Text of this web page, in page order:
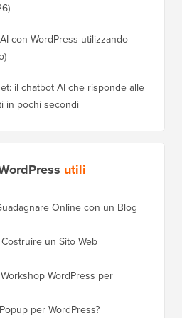
con WordPress utilizzando
il chatbot AI che risponde alle
in pochi secondi
utili
Online con un Blog
un Sito Web
WordPress per
per WordPress?